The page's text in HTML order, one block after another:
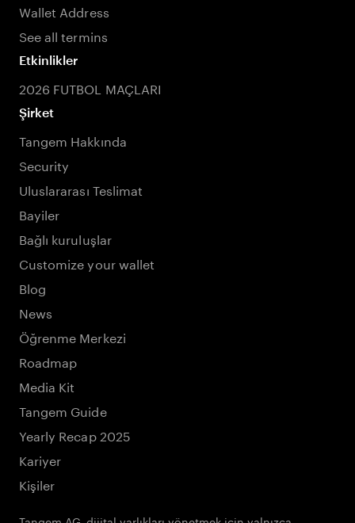
Wallet Address
See all termins
Etkinlikler
2026 FUTBOL MAÇLARI
Şirket
Tangem Hakkında
Security
Uluslararası Teslimat
Bayiler
Bağlı kuruluşlar
Customize your wallet
Blog
News
Öğrenme Merkezi
Roadmap
Media Kit
Tangem Guide
Yearly Recap 2025
Kariyer
Kişiler